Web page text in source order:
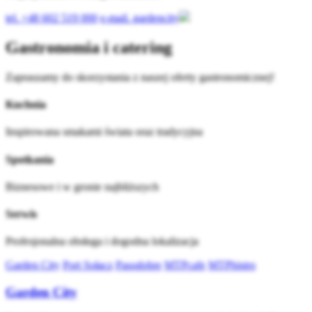
tel.+48 602 519 000 e-mail.gardencity
Gastronomia i catering
Zapraszamy do skorzystania z naszej oferty gastronomicznej!
Kuchnia
Inspirowana smakami świata oraz tradycyjna
Spotkania
Biznesowe i w gronie najbliższych
Serwis
Profesjonalna obsługa i dogodna lokalizacja
Garden City Port Sołacz Pasodobre MTPcafe MTPbistro
Garden City